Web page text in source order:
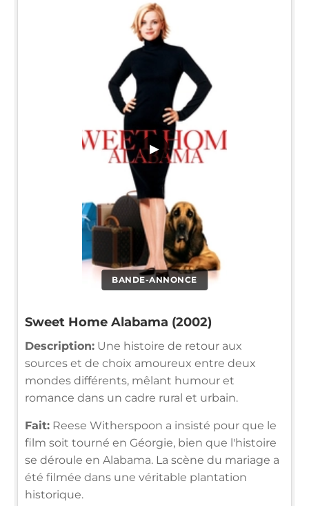
BANDE-ANNONCE
▶
Sweet Home Alabama (2002)
Description: Une histoire de retour aux
sources et de choix amoureux entre deux
mondes différents, mêlant humour et
romance dans un cadre rural et urbain.
Fait: Reese Witherspoon a insisté pour que le
film soit tourné en Géorgie, bien que l'histoire
se déroule en Alabama. La scène du mariage a
été filmée dans une véritable plantation
historique.